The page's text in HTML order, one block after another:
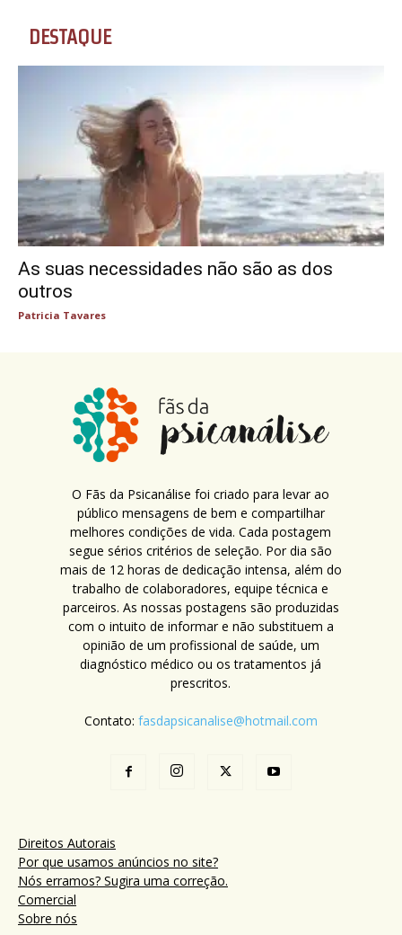
DESTAQUE
As suas necessidades não são as dos
outros
Patricia Tavares
O Fãs da Psicanálise foi criado para levar ao
público mensagens de bem e compartilhar
melhores condições de vida. Cada postagem
segue sérios critérios de seleção. Por dia são
mais de 12 horas de dedicação intensa, além do
trabalho de colaboradores, equipe técnica e
parceiros. As nossas postagens são produzidas
com o intuito de informar e não substituem a
opinião de um profissional de saúde, um
diagnóstico médico ou os tratamentos já
prescritos.
Contato: fasdapsicanalise@hotmail.com
Direitos Autorais
Por que usamos anúncios no site?
Nós erramos? Sugira uma correção.
Comercial
Sobre nós